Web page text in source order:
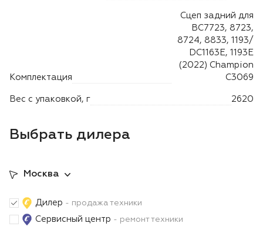
Комплектация
Сцеп задний для
ВС7723, 8723,
8724, 8833, 1193/
DC1163E, 1193E
(2022) Champion
C3069
Вес с упаковкой, г 2620
Выбрать дилера
Москва
Дилер - продажа техники
Сервисный центр - ремонт техники